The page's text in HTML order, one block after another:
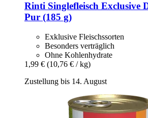
Rinti Singlefleisch Exclusive
Pur (185 g)
Exklusive Fleischssorten
Besonders verträglich
Ohne Kohlenhydrate
1,99 € (10,76 € / kg)
Zustellung bis 14. August